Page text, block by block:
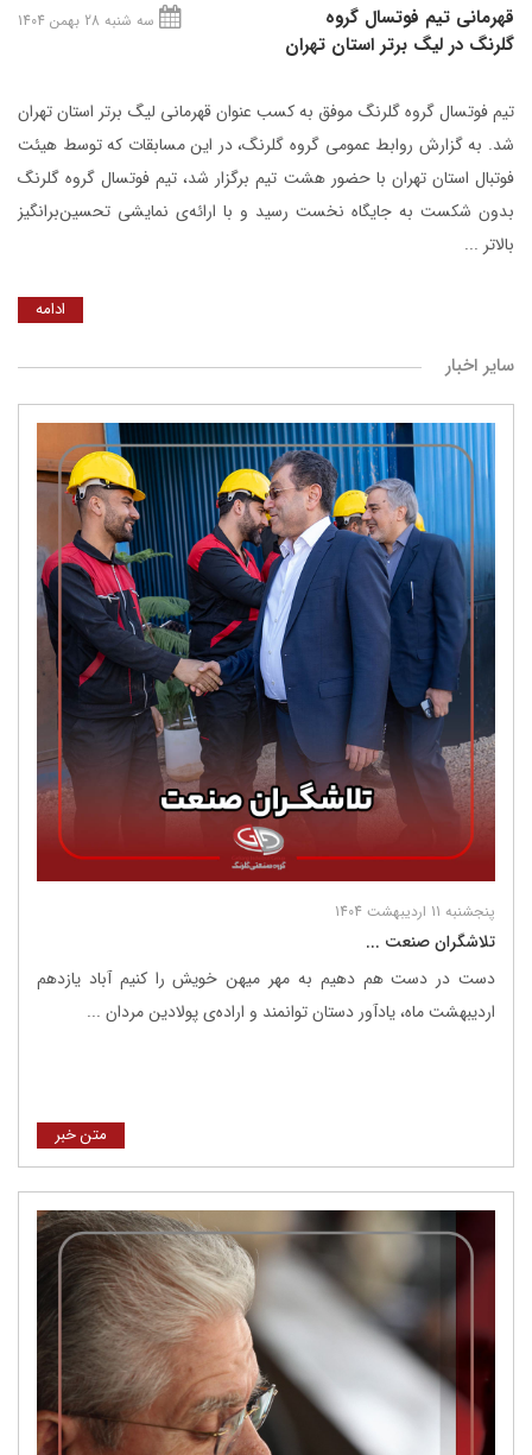
قهرمانی تیم فوتسال گروه
گلرنگ در لیگ برتر استان تهران
سه شنبه 28 بهمن 1404
تیم فوتسال گروه گلرنگ موفق به کسب عنوان قهرمانی لیگ برتر استان تهران
شد. به گزارش روابط عمومی گروه گلرنگ، در این مسابقات که توسط هیئت
فوتبال استان تهران با حضور هشت تیم برگزار شد، تیم فوتسال گروه گلرنگ
بدون شکست به جایگاه نخست رسید و با ارائه‌ی نمایشی تحسین‌برانگیز
بالاتر ...
ادامه
سایر اخبار
پنجشنبه 11 اردیبهشت 1404
تلاشگران صنعت ...
دست در دست هم دهیم به مهر میهن خویش را کنیم آباد یازدهم
اردیبهشت ماه، یادآور دستان توانمند و اراده‌ی پولادین مردان ...
متن خبر